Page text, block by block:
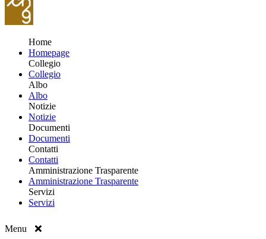
Home
Homepage
Collegio
Collegio
Albo
Albo
Notizie
Notizie
Documenti
Documenti
Contatti
Contatti
Amministrazione Trasparente
Amministrazione Trasparente
Servizi
Servizi
Menu